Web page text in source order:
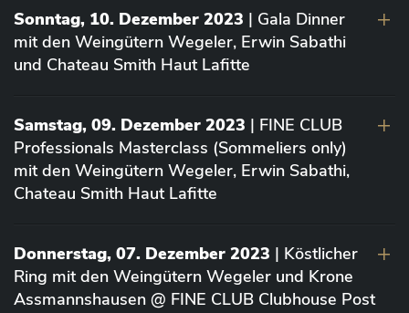
Sonntag, 10. Dezember 2023 | Gala Dinner
mit den Weingütern Wegeler, Erwin Sabathi
und Chateau Smith Haut Lafitte
Samstag, 09. Dezember 2023 | FINE CLUB
Professionals Masterclass (Sommeliers only)
mit den Weingütern Wegeler, Erwin Sabathi,
Chateau Smith Haut Lafitte
Donnerstag, 07. Dezember 2023 | Köstlicher
Ring mit den Weingütern Wegeler und Krone
Assmannshausen @ FINE CLUB Clubhouse Post